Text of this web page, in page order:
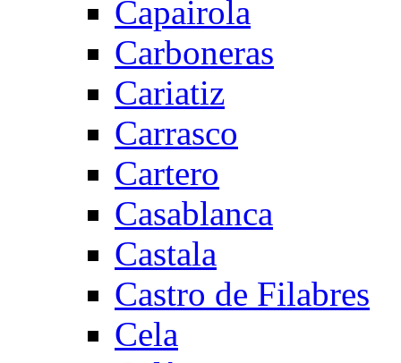
Capairola
Carboneras
Cariatiz
Carrasco
Cartero
Casablanca
Castala
Castro de Filabres
Cela